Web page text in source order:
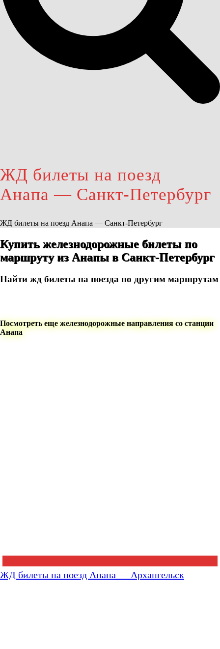
ЖД билеты на поезд
Анапа — Санкт-Петербург
ЖД билеты на поезд Анапа — Санкт-Петербург
Купить железнодорожные билеты по
маршруту из Анапы в Санкт-Петербург
Найти жд билеты на поезда по другим маршрутам
Посмотреть еще железнодорожные направления со станции
Анапа
ЖД билеты на поезд Анапа — Архангельск